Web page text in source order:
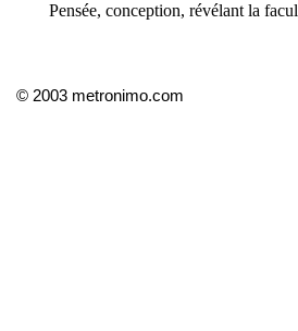
Pensée, conception, révélant la
© 2003 metronimo.com